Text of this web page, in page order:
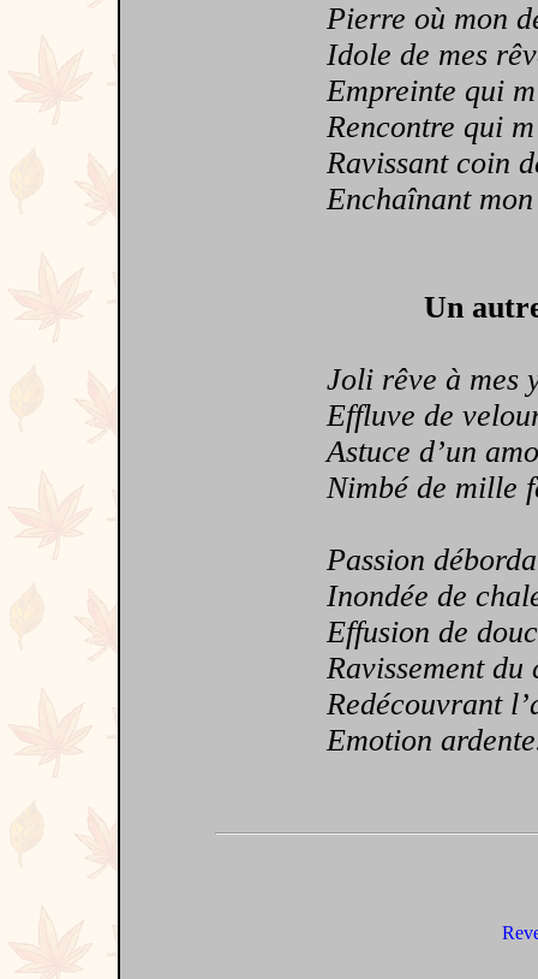
Pierre où mon
Idole de mes
Empreinte qui
Rencontre qui
Ravissant coin
Enchaînant mon
Un
Joli rêve à mes
Effluve de
Astuce d’un
Nimbé de mille
Passion
Inondée de
Effusion de
Ravissement du
Redécouvrant
Emotion